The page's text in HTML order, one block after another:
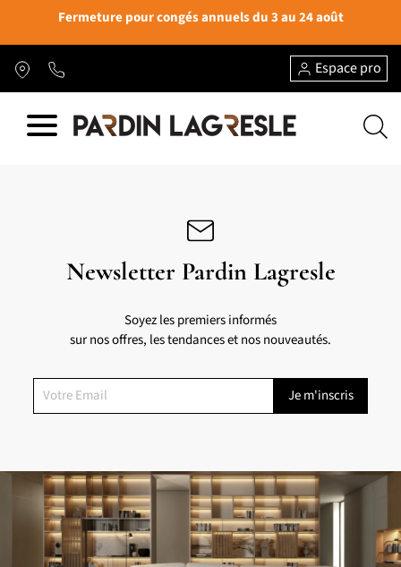
Fermeture pour congés annuels du 3 au 24 août
Espace pro
Newsletter Pardin Lagresle
Soyez les premiers informés
sur nos offres, les tendances et nos nouveautés.